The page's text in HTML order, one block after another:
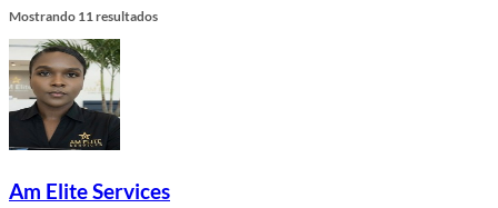
Mostrando 11 resultados
Am Elite Services